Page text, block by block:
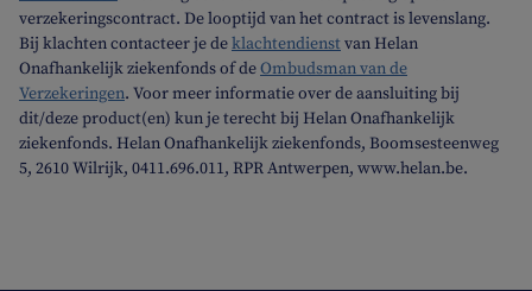
verzekeringscontract. De looptijd van het contract is levenslang.
Bij klachten contacteer je deklachtendienstvan Helan
Onafhankelijk ziekenfonds of deOmbudsman van de
Verzekeringen. Voor meer informatie over de aansluiting bij
dit/deze product(en) kun je terecht bij Helan Onafhankelijk
ziekenfonds. Helan Onafhankelijk ziekenfonds, Boomsesteenweg
5, 2610 Wilrijk, 0411.696.011, RPR Antwerpen, www.helan.be.